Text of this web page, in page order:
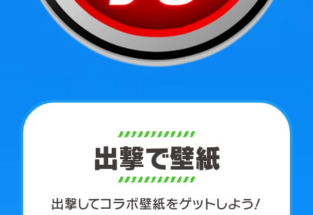
出撃で壁紙
出撃してコラボ壁紙をゲットしよう！